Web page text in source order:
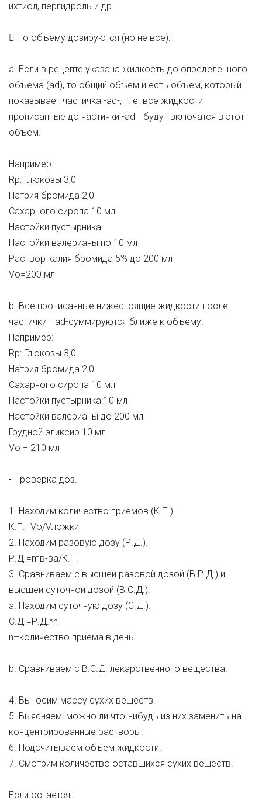
ихтиол, пергидроль и др.
 По объему дозируются (но не все):
a. Если в рецепте указана жидкость до определенного
объема (ad), то общий объем и есть объем, который
показывает частичка -ad-, т. е. все жидкости
прописанные до частички -ad– будут включатся в этот
объем.
Например:
Rp: Глюкозы 3,0
Натрия бромида 2,0
Сахарного сиропа 10 мл
Настойки пустырника
Настойки валерианы по 10 мл
Раствор калия бромида 5% до 200 мл
Vо=200 мл
b. Все прописанные нижестоящие жидкости после
частички –ad-суммируются ближе к объему.
Например:
Rp: Глюкозы 3,0
Натрия бромида 2,0
Сахарного сиропа 10 мл
Настойки пустырника 10 мл
Настойки валерианы до 200 мл
Грудной эликсир 10 мл
Vо = 210 мл
• Проверка доз.
1. Находим количество приемов (К.П.).
К.П.=Vо/Vложки
2. Находим разовую дозу (Р.Д.).
Р.Д.=mв-ва/К.П.
3. Сравниваем с высшей разовой дозой (В.Р.Д.) и
высшей суточной дозой (В.С.Д.).
a. Находим суточную дозу (С.Д.).
С.Д.=Р.Д.*n
n–количество приема в день.
b. Сравниваем с В.С.Д. лекарственного вещества.
4. Выносим массу сухих веществ.
5. Выясняем: можно ли что-нибудь из них заменить на
концентрированные растворы.
6. Подсчитываем объем жидкости.
7. Смотрим количество оставшихся сухих веществ.
Если остается: